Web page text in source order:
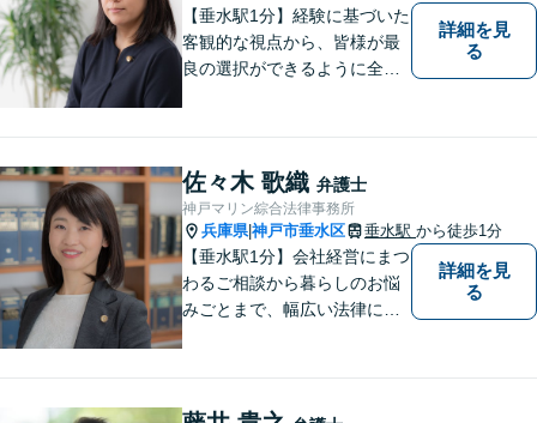
【垂水駅1分】経験に基づいた
客観的な視点から、皆様が最
良の選択ができるように全力
は数多くあります。 小さな悩
み事が大きなトラブルや事件
になってしまう前に、ご相談
ください。
詳細を見
る
佐々木 歌織 弁護士
神戸マリン綜合法律事務所
兵庫県|神戸市垂水区 垂水駅 から徒歩1分
【垂水駅1分】会社経営にまつ
わるご相談から暮らしのお悩
みごとまで、幅広い法律にま
ますので、悩まれる前に、お
詳細を見
る